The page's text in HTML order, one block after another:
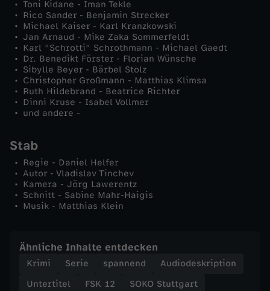
ä
u
e
Toni Kidane - Iman Tekle
Rico Sander - Benjamin Strecker
Michael Kaiser - Karl Kranzkowski
Jan Arnaud - Mike Zaka Sommerfeldt
Karl "Schrotti" Schrothmann - Michael Gaedt
Dr. Benedikt Förster - Florian Wünsche
Sibylle Beyer - Bärbel Stolz
Christopher Großmann - Matthias Klimsa
Ruth Hildebrand - Beatrice Richter
Dinni Kruse - Isabel Vollmer
und andere -
Stab
Regie - Daniel Helfer
Autor - Vladislav Tinchev
Kamera - Jörg Lawerentz
Schnitt - Sabine Mahr-Haigis
Musik - Matthias Klein
Ähnliche Inhalte entdecken
Krimi Serie spannend
Audiodeskription
Untertitel
FSK 12
SOKO Stuttgart